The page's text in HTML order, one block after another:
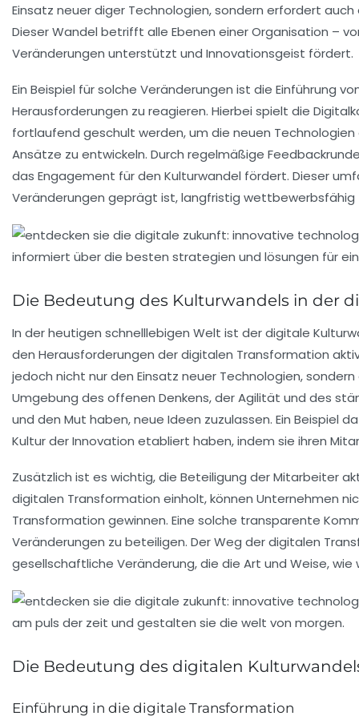
Einsatz neuerdiger Technologien, sondern erfordert
Dieser Wandel betrifft alle Ebenen einer Organisation –
Veränderungen unterstützt und Innovationsgeist fördert.
Ein Beispiel für solche Veränderungen ist die Einführung
Herausforderungen zu reagieren. Hierbei spielt die
fortlaufend geschult werden, um die neuen Technologien
Ansätze zu entwickeln. Durch regelmäßige
das Engagement für den Kulturwandel fördert. Dieser
Veränderungen geprägt ist, langfristig wettbewerbsfähig
Die Bedeutung des Kulturwandels in der
In der heutigen schnelllebigen Welt ist derdigitale
den Herausforderungen derdigitalen Transformation
jedoch nicht nur den Einsatz neuer Technologien,
Umgebung des offenen Denkens, derAgilität und des
und den Mut haben, neue Ideen zuzulassen. Ein Beispiel
Kultur derInnovation etabliert haben, indem sie ihren
Zusätzlich ist es wichtig, die Beteiligung der Mitarbeiter
digitalen Transformation einholt, können Unternehmen
Transformation gewinnen. Eine solche transparente
Veränderungen zu beteiligen. Der Weg derdigitalen
gesellschaftliche Veränderung, die die Art und Weise,
Die Bedeutung des digitalen
Einführung in die digitale Transformation